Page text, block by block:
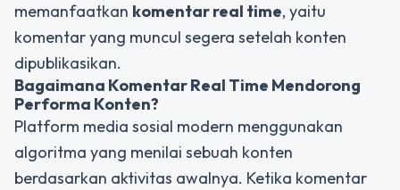
memanfaatkan komentar real time, yaitu
komentar yang muncul segera setelah konten
dipublikasikan.
Bagaimana Komentar Real Time Mendorong
Performa Konten?
Platform media sosial modern menggunakan
algoritma yang menilai sebuah konten
berdasarkan aktivitas awalnya. Ketika komentar